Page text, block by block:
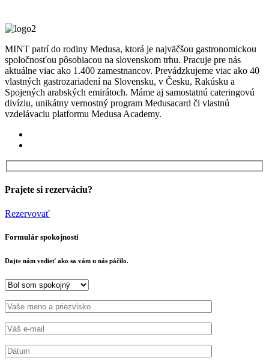
MINT patrí do rodiny Medusa, ktorá je najväčšou gastronomickou
spoločnosťou pôsobiacou na slovenskom trhu. Pracuje pre nás
aktuálne viac ako 1.400 zamestnancov. Prevádzkujeme viac ako 40
vlastných gastrozariadení na Slovensku, v Česku, Rakúsku a
Spojených arabských emirátoch. Máme aj samostatnú cateringovú
divíziu, unikátny vernostný program Medusacard či vlastnú
vzdelávaciu platformu Medusa Academy.
Prajete si rezerváciu?
Rezervovať
Formulár spokojnosti
Dajte nám vedieť ako sa vám u nás páčilo.